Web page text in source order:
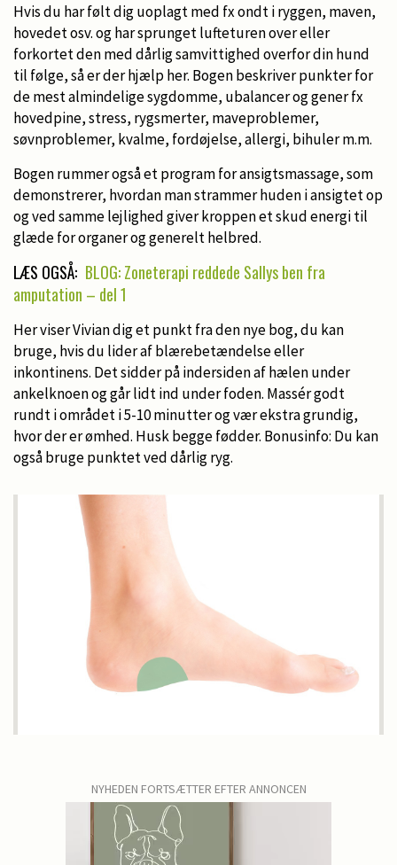
Hvis du har følt dig uoplagt med fx ondt i ryggen, maven,
hovedet osv. og har sprunget lufteturen over eller
forkortet den med dårlig samvittighed overfor din hund
til følge, så er der hjælp her. Bogen beskriver punkter for
de mest almindelige sygdomme, ubalancer og gener fx
hovedpine, stress, rygsmerter, maveproblemer,
søvnproblemer, kvalme, fordøjelse, allergi, bihuler m.m.
Bogen rummer også et program for ansigtsmassage, som
demonstrerer, hvordan man strammer huden i ansigtet op
og ved samme lejlighed giver kroppen et skud energi til
glæde for organer og generelt helbred.
LÆS OGSÅ: BLOG: Zoneterapi reddede Sallys ben fra
amputation – del 1
Her viser Vivian dig et punkt fra den nye bog, du kan
bruge, hvis du lider af blærebetændelse eller
inkontinens. Det sidder på indersiden af hælen under
ankelknoen og går lidt ind under foden. Massér godt
rundt i området i 5-10 minutter og vær ekstra grundig,
hvor der er ømhed. Husk begge fødder. Bonusinfo: Du kan
også bruge punktet ved dårlig ryg.
NYHEDEN FORTSÆTTER EFTER ANNONCEN